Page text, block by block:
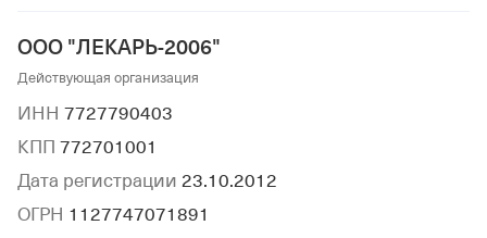
ООО "ЛЕКАРЬ-2006"
Действующая организация
ИНН 7727790403
КПП 772701001
Дата регистрации 23.10.2012
ОГРН 1127747071891